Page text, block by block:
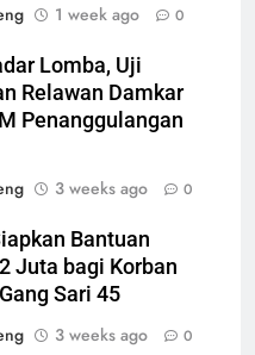
1 week ago 0
Lomba, Uji
Relawan Damkar
Penanggulangan
3 weeks ago 0
Bantuan
Juta bagi Korban
Sari 45
3 weeks ago 0